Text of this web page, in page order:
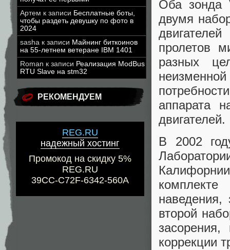
Артем к записи Бесплатные боты,
чтобы раздеть девушку по фото в
2024
sasha к записи Майнинг биткоинов
на 55-летнем ветеране IBM 1401
Roman к записи Реализация ModBus
RTU Slave на stm32
РЕКОМЕНДУЕМ
REG.RU
надежный хостинг
Промокод на скидку 5%
REG.RU
39CC-C72F-6342-560A
Оба зонда
двумя
пролетов
разных
аппарата
двигателей.
В 2002
наведения,
второй
коррекции